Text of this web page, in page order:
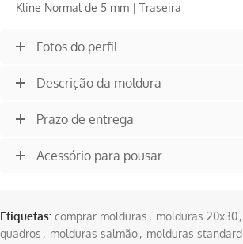
Kline Normal de 5 mm | Traseira
Fotos do perfil
Descrição da moldura
Prazo de entrega
Acessório para pousar
Etiquetas: comprar molduras , molduras 20x30,
quadros , molduras salmão, molduras standard